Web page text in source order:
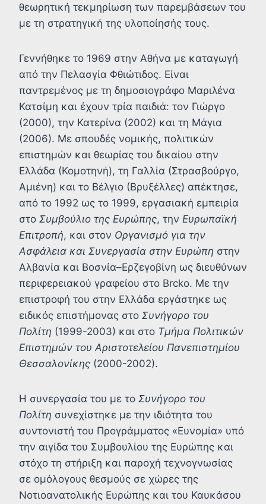
θεωρητική τεκμηρίωση των παρεμβάσεων του
με τη στρατηγική της υλοποίησής τους.
Γεννήθηκε το 1969 στην Αθήνα με καταγωγή
από την Πελασγία Φθιώτιδος. Είναι
παντρεμένος με τη δημοσιογράφο Μαριλένα
Κατσίμη και έχουν τρία παιδιά: τον Γιώργο
(2000), την Κατερίνα (2002) και τη Μάγια
(2006). Με σπουδές νομικής, πολιτικών
επιστημών και θεωρίας του δικαίου στην
Ελλάδα (Κομοτηνή), τη Γαλλία (Στρασβούργο,
Αμιένη) και το Βέλγιο (Βρυξέλλες) απέκτησε,
από το 1992 ως το 1999, εργασιακή εμπειρία
στο Συμβούλιο της Ευρώπης, την Ευρωπαϊκή
Επιτροπή, και στον Οργανισμό για την
Ασφάλεια και Συνεργασία στην Ευρώπη στην
Αλβανία και Βοσνία–Ερζεγοβίνη ως διευθύνων
περιφερειακού γραφείου στο Brcko. Με την
επιστροφή του στην Ελλάδα εργάστηκε ως
ειδικός επιστήμονας στο Συνήγορο του
Πολίτη (1999-2003) και στο Τμήμα Πολιτικών
Επιστημών του Αριστοτελείου Πανεπιστημίου
Θεσσαλονίκης (2000-2002).
Η συνεργασία του με το Συνήγορο του
Πολίτη συνεχίστηκε με την ιδιότητα του
συντονιστή του Προγράμματος «Ευνομία» υπό
την αιγίδα του Συμβουλίου της Ευρώπης και
στόχο τη στήριξη και παροχή τεχνογνωσίας
σε ομόλογους θεσμούς σε χώρες της
Νοτιοανατολικής Ευρώπης και του Καυκάσου